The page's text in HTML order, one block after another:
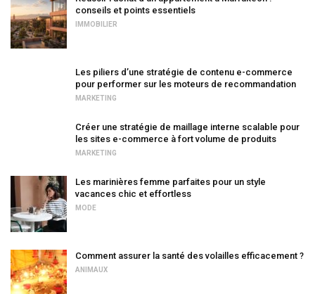
conseils et points essentiels
IMMOBILIER
Les piliers d’une stratégie de contenu e-commerce
pour performer sur les moteurs de recommandation
MARKETING
Créer une stratégie de maillage interne scalable pour
les sites e-commerce à fort volume de produits
MARKETING
Les marinières femme parfaites pour un style
vacances chic et effortless
MODE
Comment assurer la santé des volailles efficacement ?
ANIMAUX